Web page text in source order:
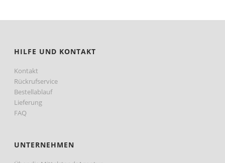
HILFE UND KONTAKT
Kontakt
Rückrufservice
Bestellablauf
Lieferung
FAQ
UNTERNEHMEN